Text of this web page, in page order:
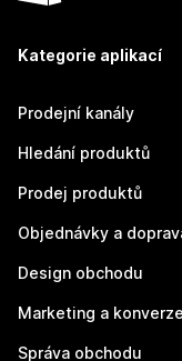
Kategorie aplikací
Prodejní kanály
Hledání produktů
Prodej produktů
Objednávky a
Design obchodu
Marketing a konverze
Správa obchodu